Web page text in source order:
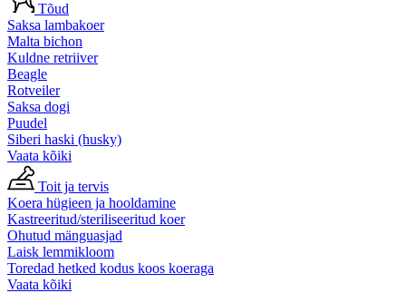
Tõud
Saksa lambakoer
Malta bichon
Kuldne retriiver
Beagle
Rotveiler
Saksa dogi
Puudel
Siberi haski (husky)
Vaata kõiki
Toit ja tervis
Koera hügieen ja hooldamine
Kastreeritud/steriliseeritud koer
Ohutud mänguasjad
Laisk lemmikloom
Toredad hetked kodus koos koeraga
Vaata kõiki